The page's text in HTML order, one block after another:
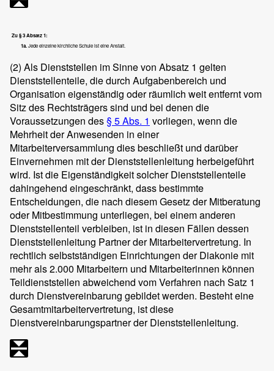
Zu § 3 Absatz 1:
1a.Jede einzelne kirchliche Schule ist eine Anstalt.
(2) Als Dienststellen im Sinne von Absatz 1 gelten
Dienststellenteile, die durch Aufgabenbereich und
Organisation eigenständig oder räumlich weit entfernt vom
Sitz des Rechtsträgers sind und bei denen die
Voraussetzungen des§ 5 Abs. 1 vorliegen, wenn die
Mehrheit der Anwesenden in einer
Mitarbeiterversammlung dies beschließt und darüber
Einvernehmen mit der Dienststellenleitung herbeigeführt
wird. Ist die Eigenständigkeit solcher Dienststellenteile
dahingehend eingeschränkt, dass bestimmte
Entscheidungen, die nach diesem Gesetz der Mitberatung
oder Mitbestimmung unterliegen, bei einem anderen
Dienststellenteil verbleiben, ist in diesen Fällen dessen
Dienststellenleitung Partner der Mitarbeitervertretung. In
rechtlich selbstständigen Einrichtungen der Diakonie mit
mehr als 2.000 Mitarbeitern und Mitarbeiterinnen können
Teildienststellen abweichend vom Verfahren nach Satz 1
durch Dienstvereinbarung gebildet werden. Besteht eine
Gesamtmitarbeitervertretung, ist diese
Dienstvereinbarungspartner der Dienststellenleitung.